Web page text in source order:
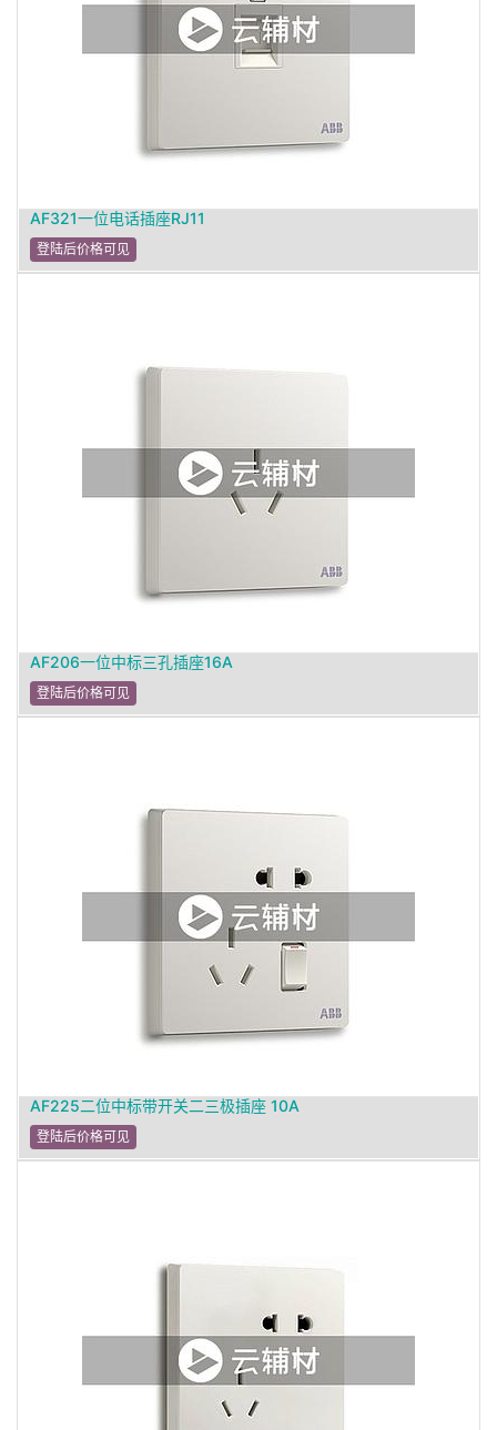
AF321一位电话插座RJ11
登陆后价格可见
AF206一位中标三孔插座16A
登陆后价格可见
AF225二位中标带开关二三极插座 10A
登陆后价格可见